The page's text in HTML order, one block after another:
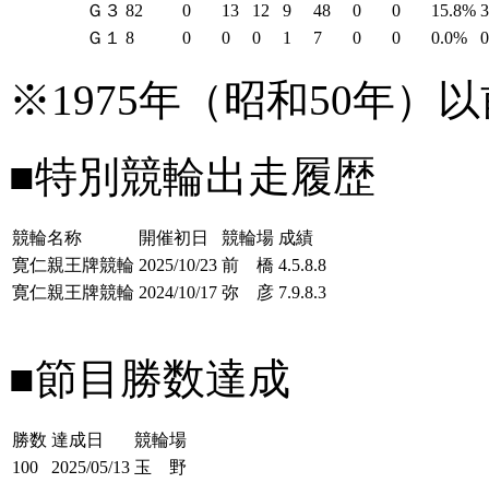
Ｇ３ 82 0 13 12 9 48 0 0 15.8%
Ｇ１
8 0 0 0 1 7 0 0 0.0%
※1975年（昭和50年）
■特別競輪出走履歴
競輪名称 開催初日 競輪場 成績
寛仁親王牌競輪 2025/10/23 前 橋 4.5.8.8
寛仁親王牌競輪 2024/10/17 弥 彦 7.9.8.3
■節目勝数達成
勝数 達成日
競輪場
100
2025/05/13 玉 野